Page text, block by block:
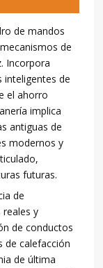
de mandos
de
Incorpora
inteligentes de
el ahorro
implica
antiguas de
modernos y
futuras.
de
reales y
de conductos
de calefacción
de última